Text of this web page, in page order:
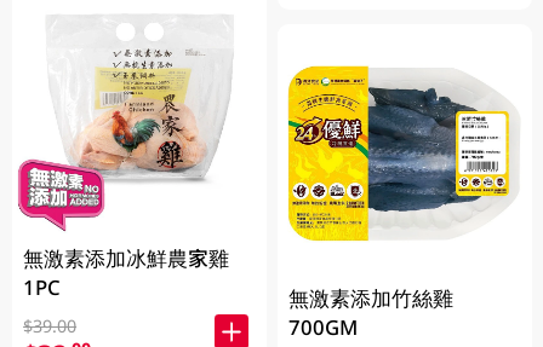
無激素添加冰鮮農家雞
1PC
$39.00
無激素添加竹絲雞
700GM